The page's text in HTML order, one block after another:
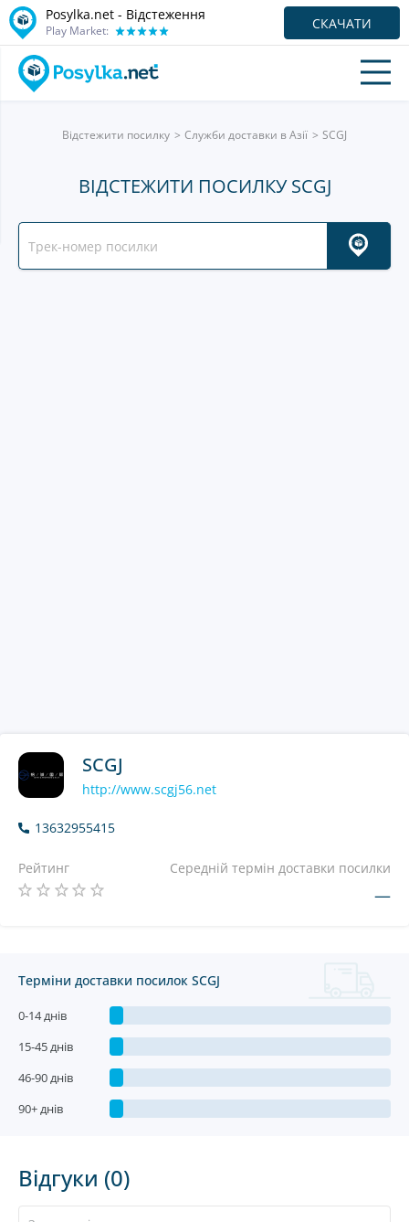
Posylka.net - Відстеження
Play Market: СКАЧАТИ
Відстежити посилку Служби доставки в Азії SCGJ
ВІДСТЕЖИТИ ПОСИЛКУ SCGJ
SCGJ
http://www.scgj56.net
13632955415
Рейтинг Середній термін доставки посилки
—
Терміни доставки посилок SCGJ
0-14 днів
15-45 днів
46-90 днів
90+ днів
Відгуки (0)